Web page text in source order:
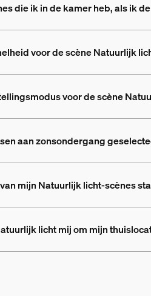
die ik in de kamer heb, als ik
voor de scène Natuurlijk
voor de scène
aan zonsondergang
mijn Natuurlijk licht-scènes
licht mij om mijn